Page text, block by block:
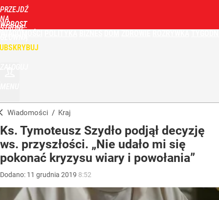
PRZEJDŹ
NA
STRONĘ
WPROST
Wiadomości / Kraj
Ks. Tymoteusz Szydło podjął decyzję
ws. przyszłości. „Nie udało mi się
pokonać kryzysu wiary i powołania”
Dodano: 11 grudnia 2019 8:52